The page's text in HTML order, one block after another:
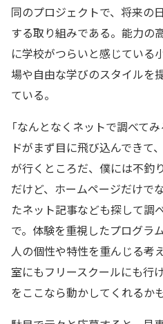
同のプロジェクトで、将来の
する取り組みである。能力の
に学校がつらいと感じている
場や自由な学びのスタイルを
ている。
「なんとなくネットで調べて
ドがまず目に飛び込んできて
が行くところだ、僕には不釣り
だけど、ホームページだけで
たネット記事なども探して調
で。体験を重視したプログラ
人の個性や特性を重んじる考
室にもフリースクールにも行
をここなら動かしてくれるか